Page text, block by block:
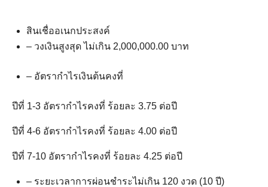
สินเชื่ออเนกประสงค์
– วงเงินสูงสุด ไม่เกิน 2,000,000.00 บาท
– อัตรากำไรเงินต้นคงที่
ปีที่ 1-3 อัตรากำไรคงที่ ร้อยละ 3.75 ต่อปี
ปีที่ 4-6 อัตรากำไรคงที่ ร้อยละ 4.00 ต่อปี
ปีที่ 7-10 อัตรากำไรคงที่ ร้อยละ 4.25 ต่อปี
– ระยะเวลาการผ่อนชำระไม่เกิน 120 งวด (10 ปี)